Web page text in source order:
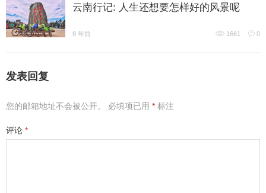
云南行记: 人生还想要怎样好的风景呢
8 年前 1661 0
发表回复
您的邮箱地址不会被公开。 必填项已用 * 标注
评论 *